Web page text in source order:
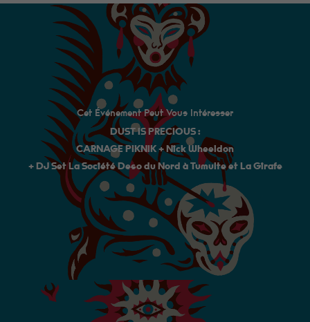
Cet Événement Peut Vous Intéresser
DUST IS PRECIOUS :
CARNAGE PIKNIK + Nick Wheeldon
+ DJ Set La Société Deso du Nord à Tumulte et La Girafe